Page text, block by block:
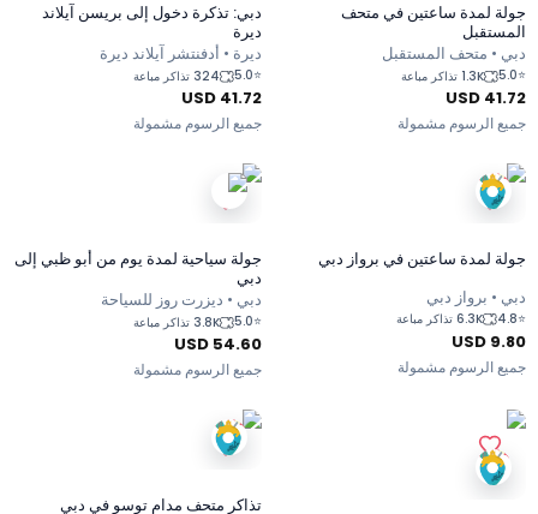
جولة لمدة ساعتين في متحف
المستقبل
دبي • متحف المستقبل
⭐
5.0 1.3K تذاكر مباعة
41.72
USD
جميع الرسوم مشمولة
دبي: تذكرة دخول إلى بريسن آيلاند
ديرة
ديرة • أدفنتشر آيلاند ديرة
⭐
5.0 324 تذاكر مباعة
41.72
USD
جميع الرسوم مشمولة
جولة لمدة ساعتين في برواز دبي
دبي • برواز دبي
⭐
4.8 6.3K تذاكر مباعة
9.80
USD
جميع الرسوم مشمولة
جولة سياحية لمدة يوم من أبو ظبي إلى
دبي
دبي • ديزرت روز للسياحة
⭐
5.0 3.8K تذاكر مباعة
54.60
USD
جميع الرسوم مشمولة
تذاكر متحف مدام توسو في دبي